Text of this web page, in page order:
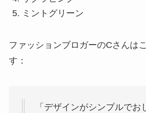
ミントグリーン
ファッションブロガーのCさんは
す：
「デザインがシンプルでお